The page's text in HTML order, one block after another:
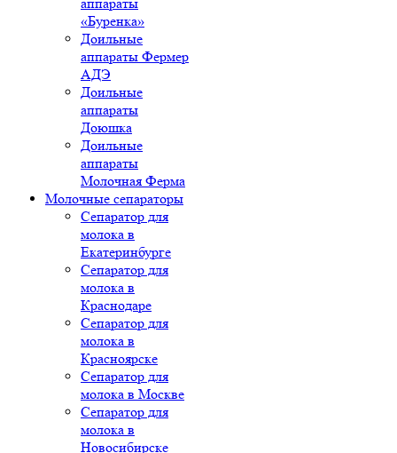
«Буренка»
Доильные
аппараты Фермер
АДЭ
Доильные
аппараты
Доюшка
Доильные
аппараты
Молочная Ферма
Молочные сепараторы
Сепаратор для
молока в
Екатеринбурге
Сепаратор для
молока в
Краснодаре
Сепаратор для
молока в
Красноярске
Сепаратор для
молока в Москве
Сепаратор для
молока в
Новосибирске